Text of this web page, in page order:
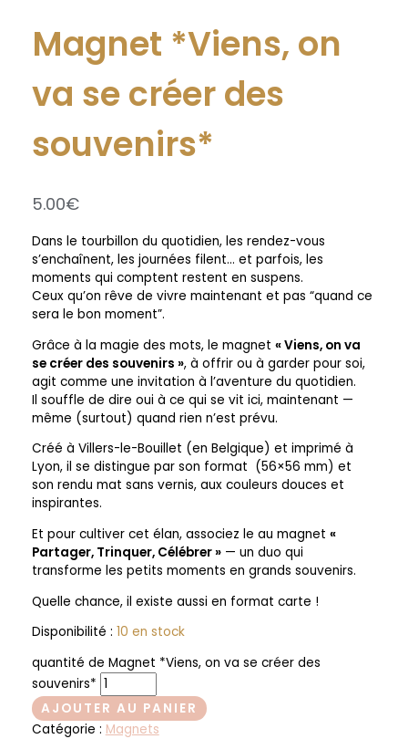
Magnet *Viens, on
va se créer des
souvenirs*
5.00€
Dans le tourbillon du quotidien, les rendez-vous
s’enchaînent, les journées filent… et parfois, les
moments qui comptent restent en suspens.
Ceux qu’on rêve de vivre maintenant et pas “quand ce
sera le bon moment”.
Grâce à la magie des mots, le magnet « Viens, on va
se créer des souvenirs », à offrir ou à garder pour soi,
agit comme une invitation à l’aventure du quotidien.
Il souffle de dire oui à ce qui se vit ici, maintenant —
même (surtout) quand rien n’est prévu.
Créé à Villers-le-Bouillet (en Belgique) et imprimé à
Lyon, il se distingue par son format (56×56 mm) et
son rendu mat sans vernis, aux couleurs douces et
inspirantes.
Et pour cultiver cet élan, associez le au magnet «
Partager, Trinquer, Célébrer »— un duo qui
transforme les petits moments en grands souvenirs.
Quelle chance, il existe aussi en format carte !
Disponibilité : 10 en stock
quantité de Magnet *Viens, on va se créer des
souvenirs*
AJOUTER AU PANIER
Catégorie : Magnets